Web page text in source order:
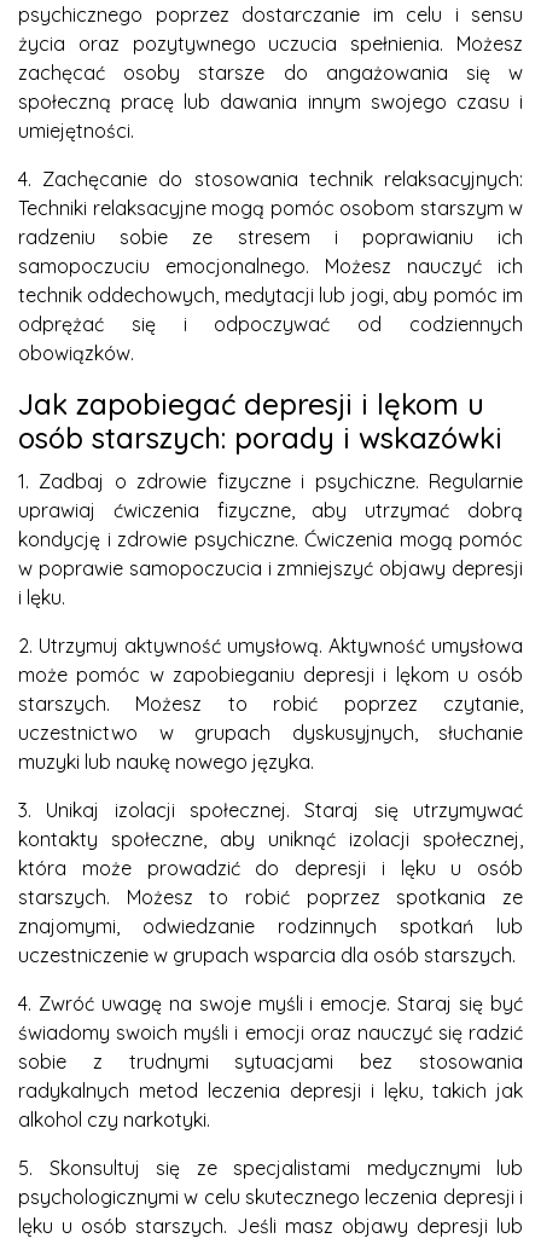
psychicznego poprzez dostarczanie im celu i sensu
życia oraz pozytywnego uczucia spełnienia. Możesz
zachęcać osoby starsze do angażowania się w
społeczną pracę lub dawania innym swojego czasu i
umiejętności.
4. Zachęcanie do stosowania technik relaksacyjnych:
Techniki relaksacyjne mogą pomóc osobom starszym w
radzeniu sobie ze stresem i poprawianiu ich
samopoczuciu emocjonalnego. Możesz nauczyć ich
technik oddechowych, medytacji lub jogi, aby pomóc im
odprężać się i odpoczywać od codziennych
obowiązków.
Jak zapobiegać depresji i lękom u
osób starszych: porady i wskazówki
1. Zadbaj o zdrowie fizyczne i psychiczne. Regularnie
uprawiaj ćwiczenia fizyczne, aby utrzymać dobrą
kondycję i zdrowie psychiczne. Ćwiczenia mogą pomóc
w poprawie samopoczucia i zmniejszyć objawy depresji
i lęku.
2. Utrzymuj aktywność umysłową. Aktywność umysłowa
może pomóc w zapobieganiu depresji i lękom u osób
starszych. Możesz to robić poprzez czytanie,
uczestnictwo w grupach dyskusyjnych, słuchanie
muzyki lub naukę nowego języka.
3. Unikaj izolacji społecznej. Staraj się utrzymywać
kontakty społeczne, aby uniknąć izolacji społecznej,
która może prowadzić do depresji i lęku u osób
starszych. Możesz to robić poprzez spotkania ze
znajomymi, odwiedzanie rodzinnych spotkań lub
uczestniczenie w grupach wsparcia dla osób starszych.
4. Zwróć uwagę na swoje myśli i emocje. Staraj się być
świadomy swoich myśli i emocji oraz nauczyć się radzić
sobie z trudnymi sytuacjami bez stosowania
radykalnych metod leczenia depresji i lęku, takich jak
alkohol czy narkotyki.
5. Skonsultuj się ze specjalistami medycznymi lub
psychologicznymi w celu skutecznego leczenia depresji i
lęku u osób starszych. Jeśli masz objawy depresji lub